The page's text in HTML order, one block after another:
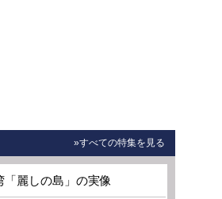
»すべての特集を見る
「麗しの島」の実像